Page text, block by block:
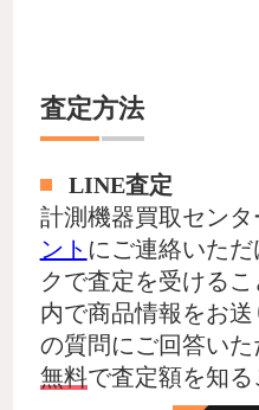
査定方法
LINE査定
計測機器買取センタ
ント にご連絡いた
クで査定を受ける
内で商品情報をお
の質問にご回答い
無料で査定額を知る